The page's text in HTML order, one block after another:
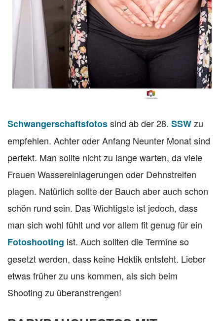
Schwangerschaftsfotossind ab der 28. SSWzu
empfehlen. Achter oder Anfang Neunter Monat sind
perfekt. Man sollte nicht zu lange warten, da viele
Frauen Wassereinlagerungen oder Dehnstreifen
plagen. Natürlich sollte der Bauch aber auch schon
schön rund sein. Das Wichtigste ist jedoch, dass
man sich wohl fühlt und vor allem fit genug für ein
Fotoshooting ist. Auch sollten die Termine so
gesetzt werden, dass keine Hektik entsteht. Lieber
etwas früher zu uns kommen, als sich beim
Shooting zu überanstrengen!